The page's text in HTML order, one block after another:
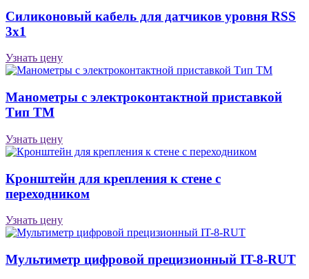
Силиконовый кабель для датчиков уровня RSS
3х1
Узнать цену
Манометры с электроконтактной приставкой
Тип ТМ
Узнать цену
Кронштейн для крепления к стене с
переходником
Узнать цену
Мультиметр цифровой прецизионный IT-8-RUT